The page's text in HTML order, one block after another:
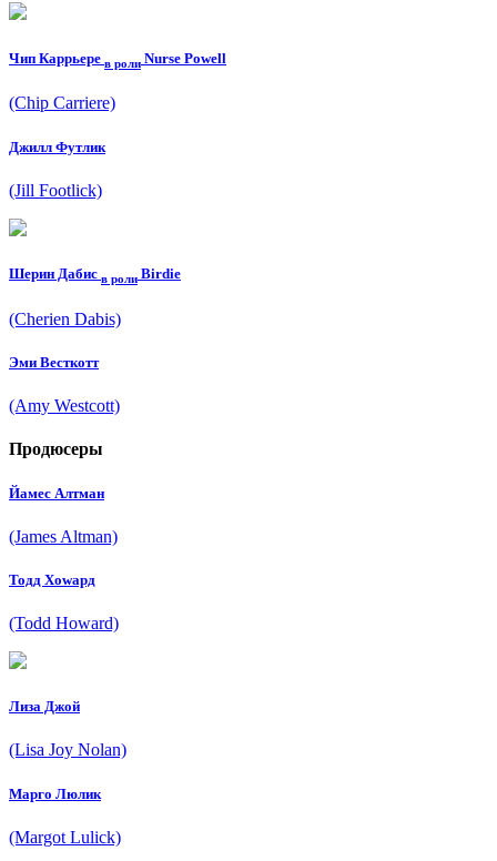
Чип Каррьере в роли Nurse Powell
(Chip Carriere)
Джилл Футлик
(Jill Footlick)
Шерин Дабис в роли Birdie
(Cherien Dabis)
Эми Весткотт
(Amy Westcott)
Продюсеры
Йамес Алтман
(James Altman)
Тодд Хоwард
(Todd Howard)
Лиза Джой
(Lisa Joy Nolan)
Марго Люлик
(Margot Lulick)